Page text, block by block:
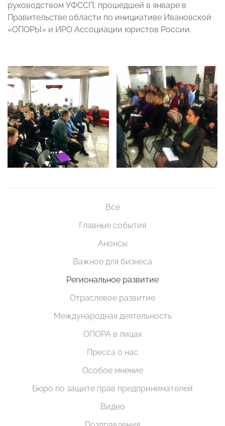
руководством УФССП, прошедшей в январе в
Правительстве области по инициативе Ивановской
«ОПОРЫ» и ИРО Ассоциации юристов России.
Все
Главные события
Анонсы
Важное для бизнеса
Региональное развитие
Отраслевое развитие
Международная деятельность
ОПОРА в лицах
Пресса о нас
Особое мнение
Бюро по защите прав предпринимателей
Видео